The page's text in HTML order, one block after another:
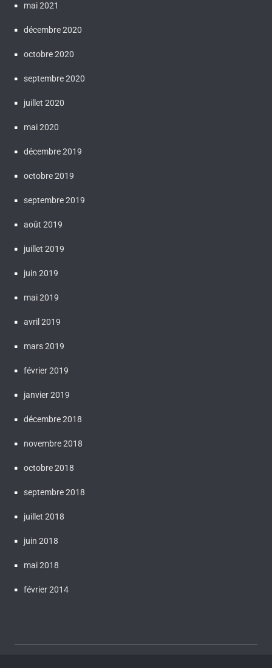
mai 2021
décembre 2020
octobre 2020
septembre 2020
juillet 2020
mai 2020
décembre 2019
octobre 2019
septembre 2019
août 2019
juillet 2019
juin 2019
mai 2019
avril 2019
mars 2019
février 2019
janvier 2019
décembre 2018
novembre 2018
octobre 2018
septembre 2018
juillet 2018
juin 2018
mai 2018
février 2014